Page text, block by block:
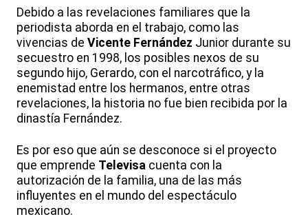
Debido a las revelaciones familiares que la
periodista aborda en el trabajo, como las
vivencias de Vicente Fernández Junior durante su
secuestro en 1998, los posibles nexos de su
segundo hijo, Gerardo, con el narcotráfico, y la
enemistad entre los hermanos, entre otras
revelaciones, la historia no fue bien recibida por la
dinastía Fernández.
Es por eso que aún se desconoce si el proyecto
que emprende Televisa cuenta con la
autorización de la familia, una de las más
influyentes en el mundo del espectáculo
mexicano.